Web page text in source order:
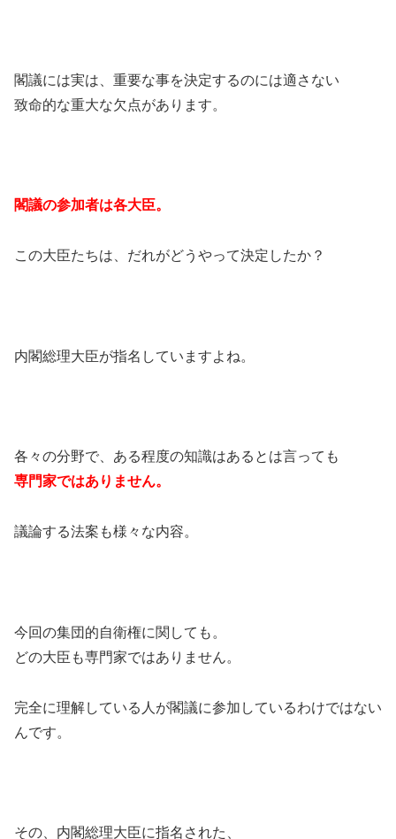
閣議には実は、重要な事を決定するのには適さない
致命的な重大な欠点があります。
閣議の参加者は各大臣。
この大臣たちは、だれがどうやって決定したか？
内閣総理大臣が指名していますよね。
各々の分野で、ある程度の知識はあるとは言っても
専門家ではありません。
議論する法案も様々な内容。
今回の集団的自衛権に関しても。
どの大臣も専門家ではありません。
完全に理解している人が閣議に参加しているわけではない
んです。
その、内閣総理大臣に指名された、